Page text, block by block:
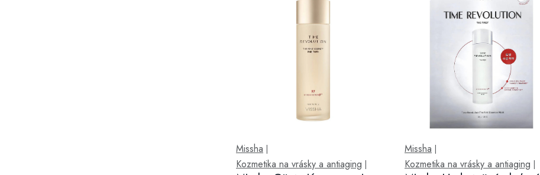
Missha
Kozmetika na vrásky a antiaging
Missha
Kozmetika na vrásky a antiaging